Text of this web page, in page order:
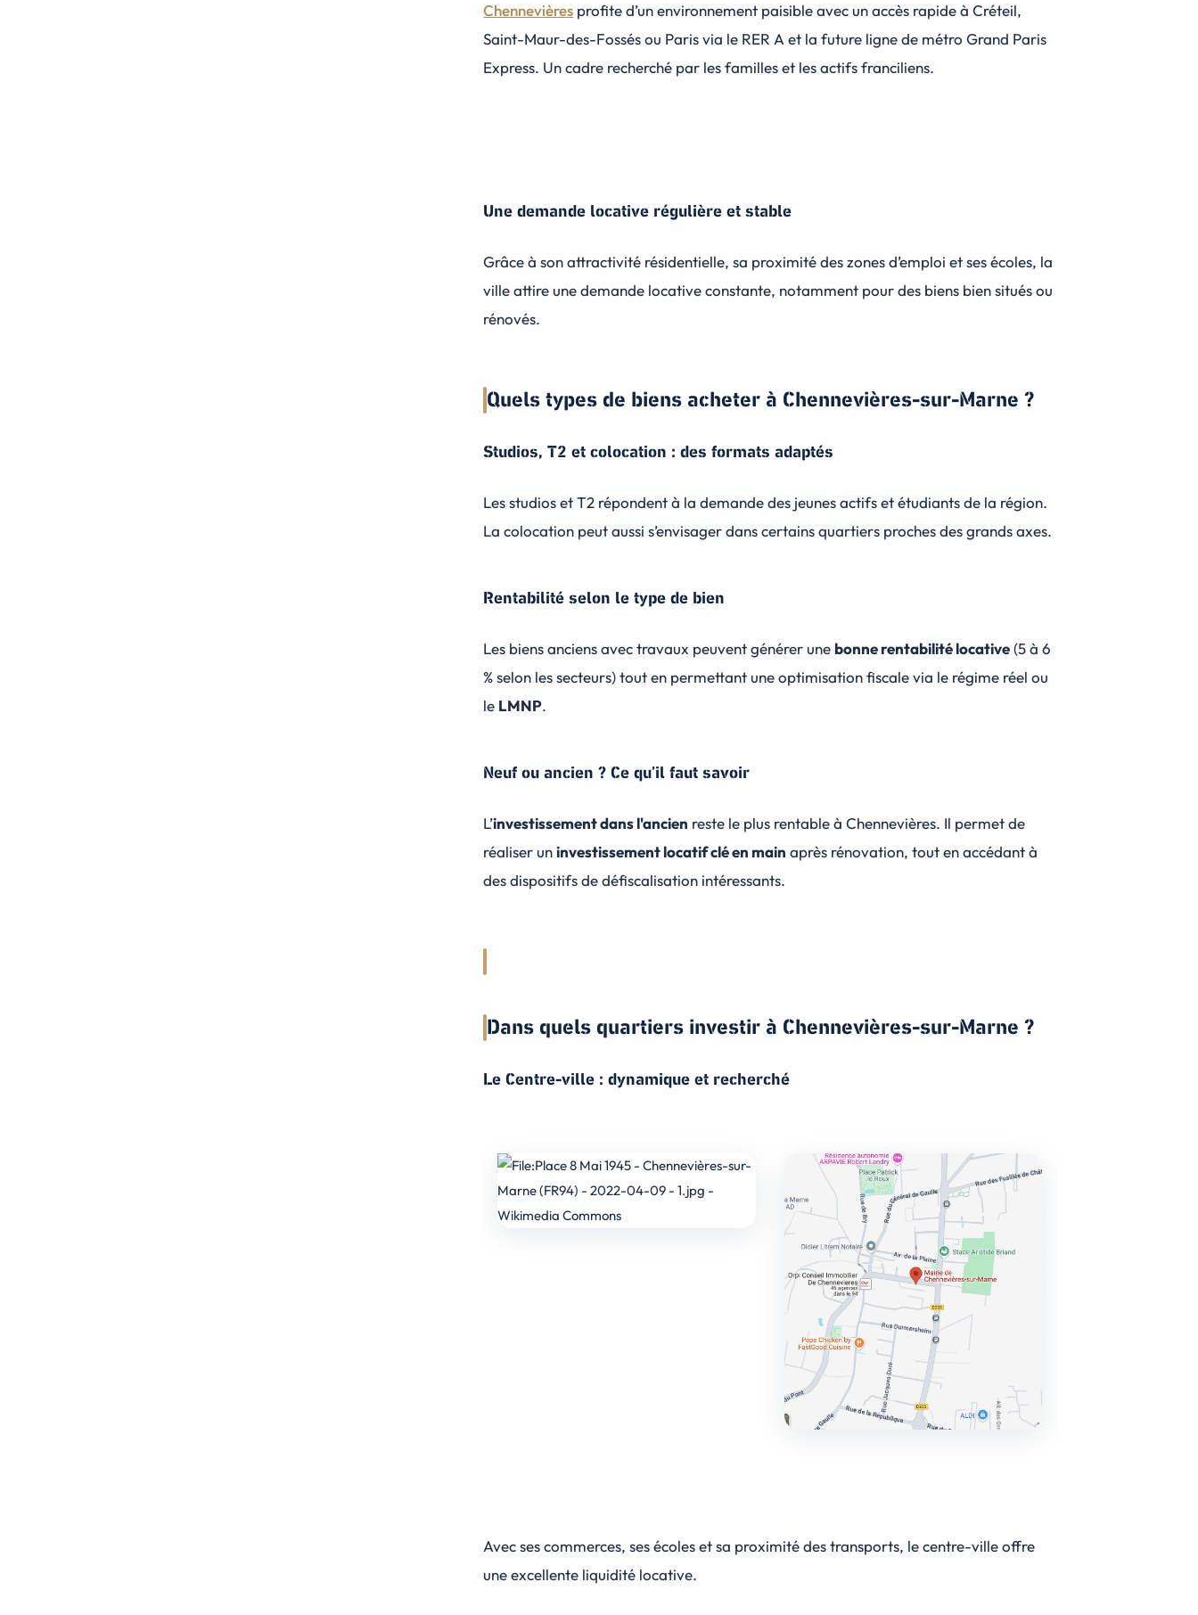
Chennevières profite d’un environnement paisible avec un accès rapide à Créteil,
Saint-Maur-des-Fossés ou Paris via le RER A et la future ligne de métro Grand Paris
Express. Un cadre recherché par les familles et les actifs franciliens.
Une demande locative régulière et stable
Grâce à son attractivité résidentielle, sa proximité des zones d’emploi et ses écoles, la
ville attire une demande locative constante, notamment pour des biens bien situés ou
rénovés.
Quels types de biens acheter à Chennevières-sur-Marne ?
Studios, T2 et colocation : des formats adaptés
Les studios et T2 répondent à la demande des jeunes actifs et étudiants de la région.
La colocation peut aussi s’envisager dans certains quartiers proches des grands axes.
Rentabilité selon le type de bien
Les biens anciens avec travaux peuvent générer une bonne rentabilité locative(5 à 6
% selon les secteurs) tout en permettant une optimisation fiscale via le régime réel ou
le LMNP.
Neuf ou ancien ? Ce qu’il faut savoir
L’investissement dans l'ancien reste le plus rentable à Chennevières. Il permet de
réaliser uninvestissement locatif clé en main après rénovation, tout en accédant à
des dispositifs de défiscalisation intéressants.
Dans quels quartiers investir à Chennevières-sur-Marne ?
Le Centre-ville : dynamique et recherché
Avec ses commerces, ses écoles et sa proximité des transports, le centre-ville offre
une excellente liquidité locative.